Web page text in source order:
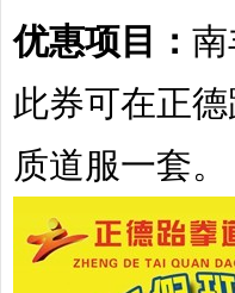
优惠项目：
此券可在正
质道服一套。